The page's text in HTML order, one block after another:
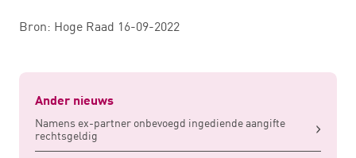
Bron: Hoge Raad 16-09-2022
Ander nieuws
Namens ex-partner onbevoegd ingediende aangifte
rechtsgeldig